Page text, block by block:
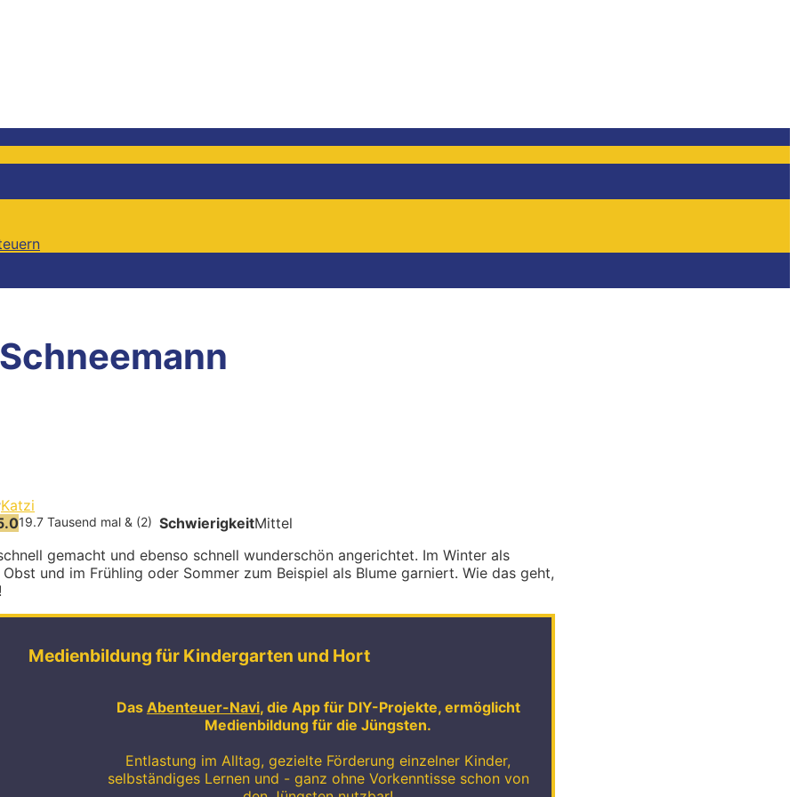
Katzi
19.7 Tausend mal & (2) SchwierigkeitMittel
gemacht und ebenso schnell wunderschön angerichtet. Im Winter als
und im Frühling oder Sommer zum Beispiel als Blume garniert. Wie das geht,
Medienbildung für Kindergarten und Hort
Das Abenteuer-Navi, die App für DIY-Projekte, ermöglicht
Medienbildung für die Jüngsten.
Entlastung im Alltag, gezielte Förderung einzelner Kinder,
selbständiges Lernen und - ganz ohne Vorkenntisse schon von